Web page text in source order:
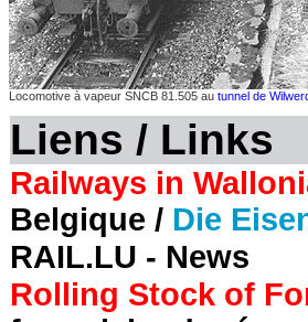
Locomotive à vapeur SNCB 81.505 au tunnel de
Liens / Links
Railways in
Belgique / Die
RAIL.LU - News
Rolling Stock of